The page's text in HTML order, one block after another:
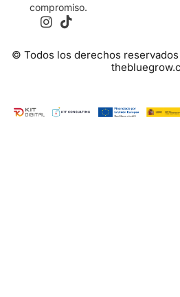
compromiso.
© Todos los derechos